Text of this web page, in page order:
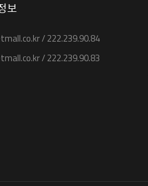
보
/ 222.239.90.84
/ 222.239.90.83